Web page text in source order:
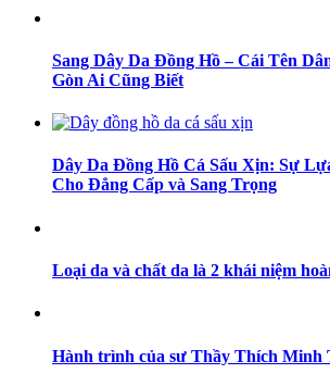
Sang Dây Da Đồng Hồ – Cái Tên
Gòn Ai Cũng Biết
Dây Da Đồng Hồ Cá Sấu Xịn: Sự
Cho Đẳng Cấp và Sang Trọng
Loại da và chất da là 2 khái niệm
Hành trình của sư Thầy Thích Minh